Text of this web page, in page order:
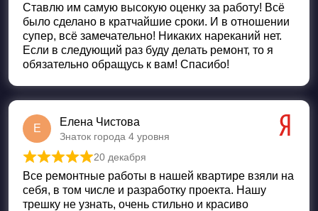
Ставлю им самую высокую оценку за работу! Всё
было сделано в кратчайшие сроки. И в отношении
супер, всё замечательно! Никаких нареканий нет.
Если в следующий раз буду делать ремонт, то я
обязательно обращусь к вам! Спасибо!
Е
Елена Чистова
Знаток города 4 уровня
Оценка5 из 5
20 декабря
Все ремонтные работы в нашей квартире взяли на
себя, в том числе и разработку проекта. Нашу
трешку не узнать, очень стильно и красиво